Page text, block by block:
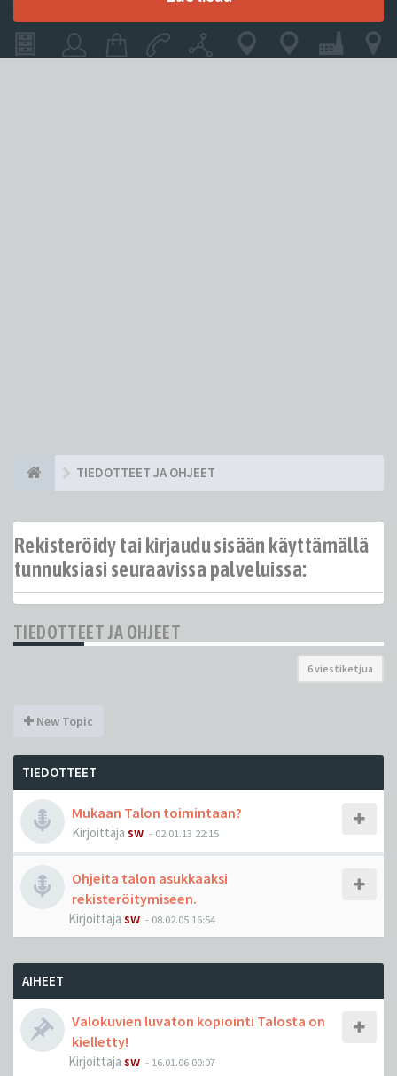
TIEDOTTEET JA OHJEET
Rekisteröidy tai kirjaudu sisään käyttämällä
tunnuksiasi seuraavissa palveluissa:
TIEDOTTEET JA OHJEET
6 viestiketjua
New Topic
TIEDOTTEET
Mukaan Talon toimintaan?
Kirjoittaja sw - 02.01.13 22:15
Ohjeita talon asukkaaksi
rekisteröitymiseen.
Kirjoittaja sw - 08.02.05 16:54
AIHEET
Valokuvien luvaton kopiointi Talosta on
kielletty!
Kirjoittaja sw - 16.01.06 00:07